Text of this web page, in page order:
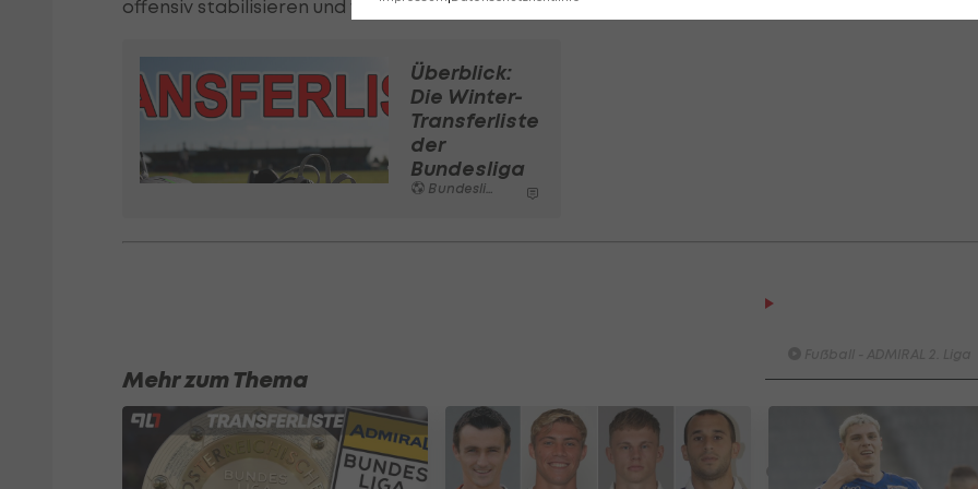
offensiv stabilisieren und weiterhelfen kann."
Überblick:
Die Winter-
Transferliste
der
Bundesliga
Bundesliga
Highlights: Nach frühem
Rückstand: Austria Salzburg
schießt die Vienna ab
Fußball - ADMIRAL 2. Liga
Mehr zum Thema